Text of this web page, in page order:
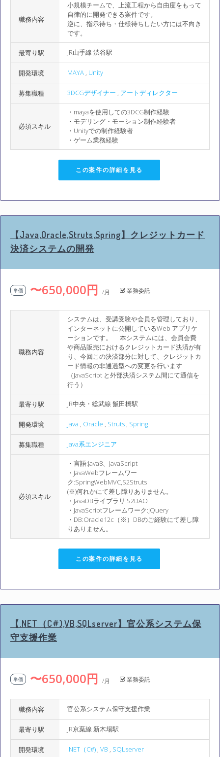
職務内容
小規模チームで、上流工程から自由度をもって
自律的に開発できる案件です。
逆に、指示待ち・仕様待ちしたい方には不向き
です。
最寄り駅 JR山手線 渋谷駅
開発環境 MAYA , Unity
募集職種 3DCGデザイナー , アートディレクター
必須スキル
・mayaを使用しての3DCG制作経験
・モデリング・モーション制作経験者
・Unityでの制作経験者
・ゲーム業務経験
この案件の詳細を見る
【Java,Oracle,Struts,Spring】クレジットカード
決済システムの開発
単価 〜650,000円 /月 業務委託
職務内容
システムは、受講受験や会員を管理しており、
インターネットに公開しているWeb アプリケ
ーションです。 本システムには、会員会費
や商品販売におけるクレジットカード決済が有
り、今回この決済部分に対して、クレジットカ
ード情報の非通過型への変更を行います
（JavaScript と外部決済システム間にて通信を
行う）
最寄り駅 JR中央・総武線 飯田橋駅
開発環境 Java , Oracle , Struts , Spring
募集職種 Java系エンジニア
必須スキル
・言語:Java8、JavaScript
・JavaWebフレームワー
ク:SpringWebMVC,S2Struts
(※)何れかにて差し障りありません。
・JavaDBライブラリ:S2DAO
・JavaScriptフレームワーク:jQuery
・DB:Oracle12c（※）DBのご経験にて差し障
りありません。
この案件の詳細を見る
【.NET（C#),VB,SQLserver】官公系システム保
守支援作業
単価 〜650,000円 /月 業務委託
職務内容 官公系システム保守支援作業
最寄り駅 JR京葉線 新木場駅
開発環境 .NET（C#) , VB , SQLserver